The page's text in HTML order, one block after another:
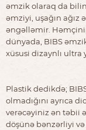
əmzik olaraq da
əmziyi, uşağın ağız
əngəlləmir.
dünyada, BIBS
xüsusi dizaynlı
Plastik dedikdə;
olmadığını ayrıca
verəcəyiniz ən təbii
döşünə bənzərliyi və